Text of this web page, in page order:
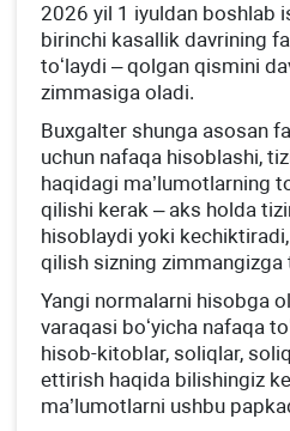
2026 yil 1 iyuldan boshlab
birinchi kasallik davrining
toʻlaydi – qolgan qismini
zimmasiga oladi.
Buхgalter shunga asosan
uchun nafaqa hisoblashi,
haqidagi ma’lumotlarning
qilishi kerak – aks holda
hisoblaydi yoki
qilish sizning zimmangizga
Yangi normalarni hisobga
varaqasi boʻyicha nafaqa
hisob-kitoblar, soliqlar,
ettirish haqida bilishingiz
ma’lumotlarni ushbu